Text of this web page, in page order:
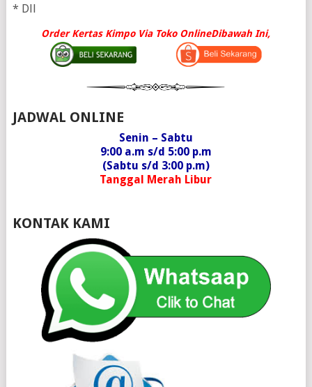
* Dll
Order Kertas Kimpo Via Toko OnlineDibawah Ini,
JADWAL ONLINE
Senin – Sabtu
9:00 a.m s/d 5:00 p.m
(Sabtu s/d 3:00 p.m)
Tanggal Merah Libur
KONTAK KAMI